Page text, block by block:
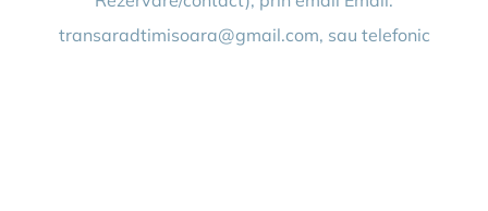
Aeroport
transaradtimisoara@gmail.com, sau telefonic